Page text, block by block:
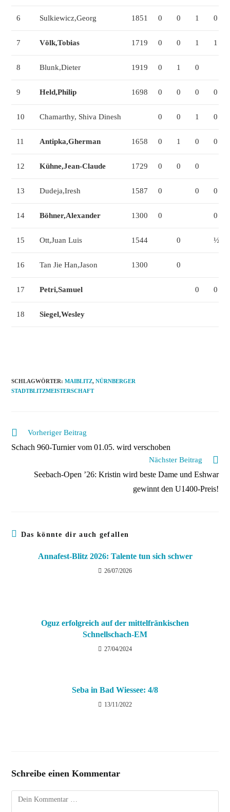
6 Sulkiewicz,Georg 1851 0 0 1 0
7 Völk,Tobias 1719 0 0 1 1
8 Blunk,Dieter 1919 0 1 0
9 Held,Philip 1698 0 0 0 0
10 Chamarthy, Shiva Dinesh 0 0 1 0
11 Antipka,Gherman 1658 0 1 0 0
12 Kühne,Jean-Claude 1729 0 0 0
13 Dudeja,Iresh 1587 0 0 0
14 Böhner,Alexander 1300 0 0
15 Ott,Juan Luis 1544 0 ½
16 Tan Jie Han,Jason 1300 0
17 Petri,Samuel 0 0
18 Siegel,Wesley
SCHLAGWÖRTER:MAIBLITZ, NÜRNBERGER
STADTBLITZMEISTERSCHAFT
Weitere
ansehen
Vorheriger Beitrag
Schach 960-Turnier vom 01.05. wird verschoben
Nächster Beitrag
Seebach-Open ’26: Kristin wird beste Dame und Eshwar
gewinnt den U1400-Preis!
Das könnte dir auch gefallen
Annafest-Blitz 2026: Talente tun sich schwer
26/07/2026
Oguz erfolgreich auf der mittelfränkischen
Schnellschach-EM
27/04/2024
Seba in Bad Wiessee: 4/8
13/11/2022
Schreibe einen Kommentar
Kommentar